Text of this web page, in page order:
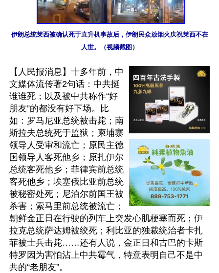
伊朗总统莱西被确认死于直升机事故后，伊朗民众放烟火庆祝莱西不在
人世。（视频截图）
【人民报消息】十多年前，中
文媒体流传著2句话：中共挺
谁谁死；以及被中共称作“好
朋友”的都没有好下场。比
如：罗马尼亚总统被击毙；南
斯拉夫总统死于监狱；柬埔寨
领导人受审和流亡；原民主德
国领导人客死他乡；原扎伊尔
总统客死他乡；菲律宾前总统
客死他乡；埃塞俄比亚前总统
被秘密处死；尼泊尔前国王被
杀害；索马里前总统被流亡；
朝鲜金正日在行驶的列车上突发心肌梗塞而死；伊
拉克总统萨达姆被绞死；利比亚的独裁统治者卡扎
菲被士兵击毙……还有人说，金正日和古巴的卡斯
特罗因为害怕沾上中共霉气，特意表明自己不是中
共的“老朋友”。